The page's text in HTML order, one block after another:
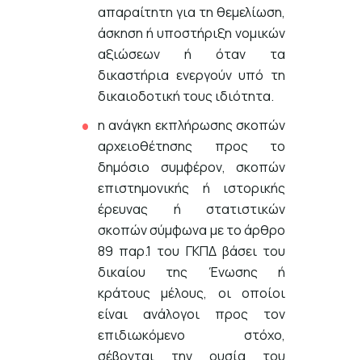
απαραίτητη για τη θεμελίωση,
άσκηση ή υποστήριξη νομικών
αξιώσεων ή όταν τα
δικαστήρια ενεργούν υπό τη
δικαιοδοτική τους ιδιότητα.
η ανάγκη εκπλήρωσης σκοπών
αρχειοθέτησης προς το
δημόσιο συμφέρον, σκοπών
επιστημονικής ή ιστορικής
έρευνας ή στατιστικών
σκοπών σύμφωνα με το άρθρο
89 παρ.1 του ΓΚΠΔ βάσει του
δικαίου της Ένωσης ή
κράτους μέλους, οι οποίοι
είναι ανάλογοι προς τον
επιδιωκόμενο στόχο,
σέβονται την ουσία του